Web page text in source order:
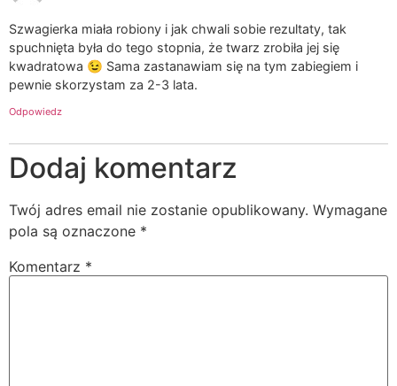
Szwagierka miała robiony i jak chwali sobie rezultaty, tak
spuchnięta była do tego stopnia, że twarz zrobiła jej się
kwadratowa 😉 Sama zastanawiam się na tym zabiegiem i
pewnie skorzystam za 2-3 lata.
Odpowiedz
Dodaj komentarz
Twój adres email nie zostanie opublikowany. Wymagane
pola są oznaczone *
Komentarz *